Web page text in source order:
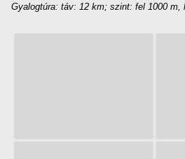
Gyalogtúra: táv: 12 km; szint: fel 1000 m,